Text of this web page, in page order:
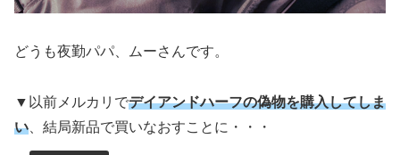
どうも夜勤パパ、ムーさんです。
▼以前メルカリでデイアンドハーフの偽物を購入してしま
い 、結局新品で買いなおすことに・・・